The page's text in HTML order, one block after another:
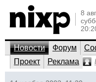
8
Новости Форум
Проект
Реклама